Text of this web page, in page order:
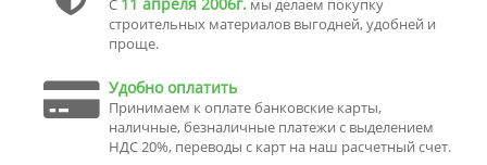
С
мы делаем покупку
строительных материалов выгодней, удобней и
проще.
Удобно оплатить
Принимаем к оплате банковские карты,
наличные, безналичные платежи с выделением
НДС 20%, переводы с карт на наш расчетный счет.